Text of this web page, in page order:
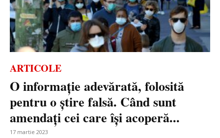
ARTICOLE
O informație adevărată, folosită
pentru o știre falsă. Când sunt
amendați cei care își acoperă...
17 martie 2023